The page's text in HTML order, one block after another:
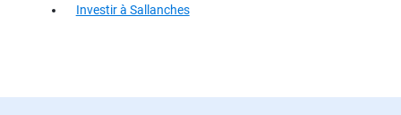
Investir à Sallanches